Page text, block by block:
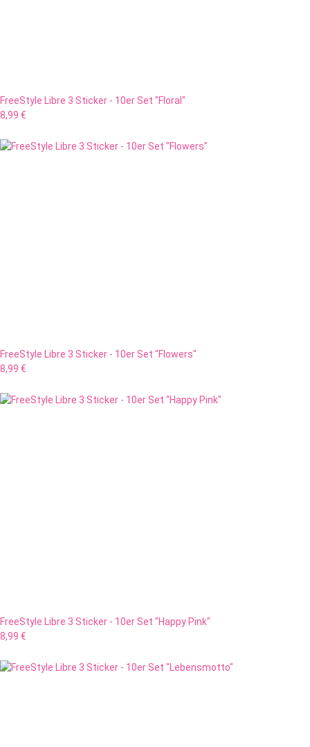
FreeStyle Libre 3 Sticker - 10er Set "Floral"
8,99 €
FreeStyle Libre 3 Sticker - 10er Set "Flowers"
8,99 €
FreeStyle Libre 3 Sticker - 10er Set "Happy Pink"
8,99 €